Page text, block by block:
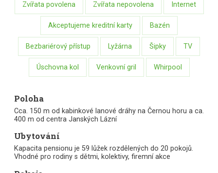
Zvířata povolena Zvířata nepovolena Internet
Akceptujeme kreditní karty Bazén
Bezbariérový přístup Lyžárna Šipky TV
Úschovna kol Venkovní gril Whirpool
Poloha
Cca. 150 m od kabinkové lanové dráhy na Černou horu a ca.
400 m od centra Janských Lázní
Ubytování
Kapacita pensionu je 59 lůžek rozdělených do 20 pokojů.
Vhodné pro rodiny s dětmi, kolektivy, firemní akce